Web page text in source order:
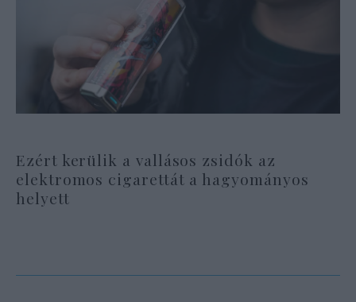
Ezért kerülik a vallásos zsidók az
elektromos cigarettát a hagyományos
helyett